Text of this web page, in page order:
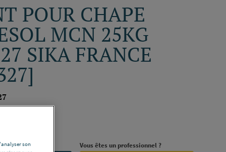
POUR CHAPE
MCN 25KG
SIKA FRANCE
[489327]
? Vous êtes un professionnel ?
son